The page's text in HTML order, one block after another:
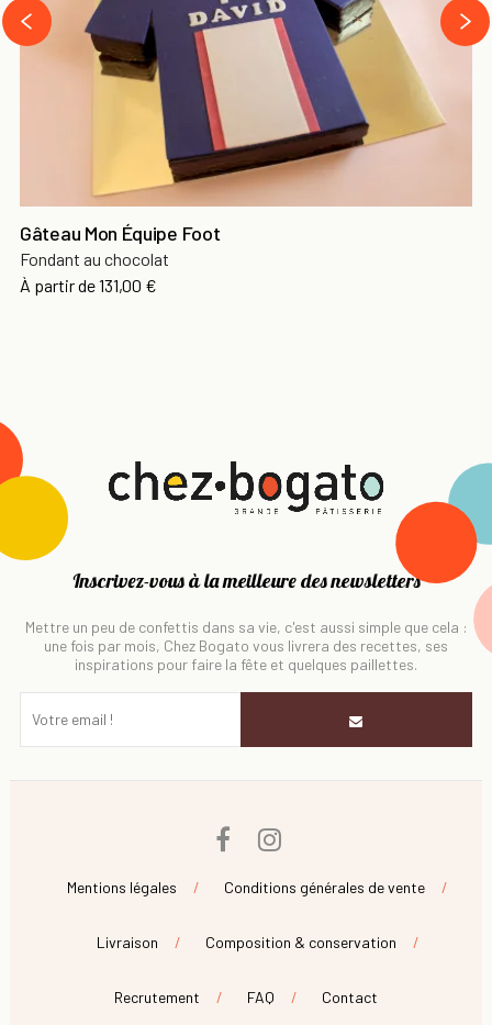
Gâteau Mon Équipe Foot
Fondant au chocolat
À partir de131,00 €
‹
›
Inscrivez-vous à la meilleure des newsletters
Mettre un peu de confettis dans sa vie, c'est aussi simple que cela :
une fois par mois, Chez Bogato vous livrera des recettes, ses
inspirations pour faire la fête et quelques paillettes.
Facebook
Mentions légales Conditions générales de vente
Livraison Composition & conservation
Recrutement FAQ Contact